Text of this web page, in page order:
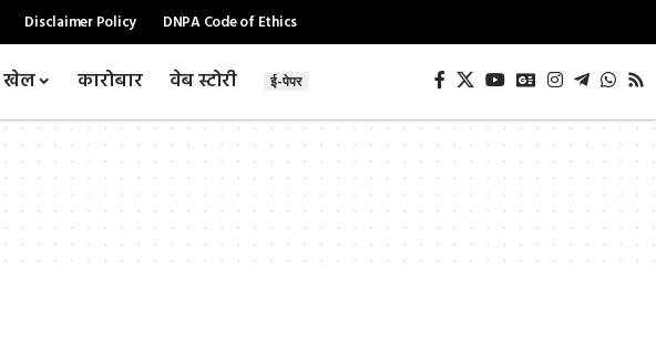
Disclaimer Policy DNPA Code of Ethics
खेल कारोबार वेब स्टोरी ई-पेपर